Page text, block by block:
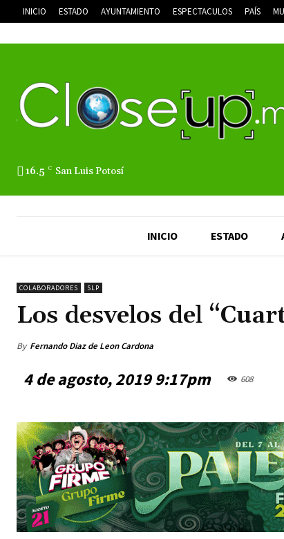
INICIO ESTADO AYUNTAMIENTO ESPECTACULOS PAÍS
16.5 C San Luis Potosí
INICIO ESTADO
COLABORADORES SLP
Los desvelos del
By Fernando Diaz de Leon Cardona
4 de agosto, 2019 9:17pm 608